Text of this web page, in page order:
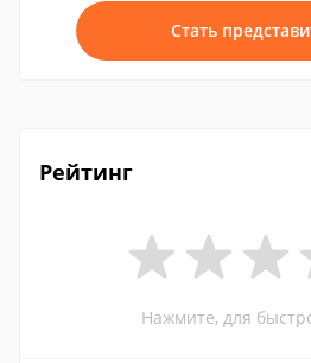
Стать
Рейтинг
Нажмите, для